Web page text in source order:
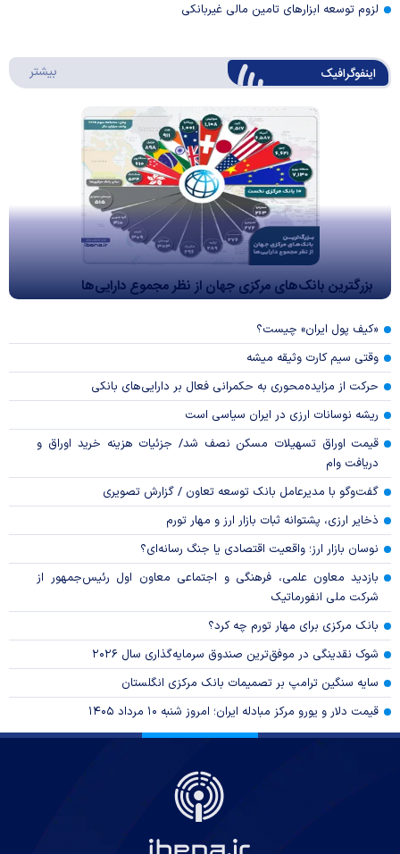
لزوم توسعه ابزارهای تامین مالی غیربانکی
اینفوگرافیک بیشتر
بزرگترین بانک‌های مرکزی جهان از نظر مجموع دارایی‌ها
«کیف پول ایران» چیست؟
وقتی سیم کارت وثیقه میشه
حرکت از مزایده‌محوری به حکمرانی فعال بر دارایی‌های بانکی
ریشه نوسانات ارزی در ایران سیاسی است
قیمت اوراق تسهیلات مسکن نصف شد/ جزئیات هزینه خرید اوراق و
دریافت وام
گفت‌وگو با مدیرعامل بانک توسعه تعاون / گزارش تصویری
ذخایر ارزی، پشتوانه ثبات بازار ارز و مهار تورم
نوسان بازار ارز؛ واقعیت اقتصادی یا جنگ رسانه‌ای؟
بازدید معاون علمی، فرهنگی و اجتماعی معاون اول رئیس‌جمهور از
شرکت ملی انفورماتیک
بانک مرکزی برای مهار تورم چه کرد؟
شوک نقدینگی در موفق‌ترین صندوق سرمایه‌گذاری سال ۲۰۲۶
سایه سنگین ترامپ بر تصمیمات بانک مرکزی انگلستان
قیمت دلار و یورو مرکز مبادله ایران؛ امروز شنبه ۱۰ مرداد ۱۴۰۵